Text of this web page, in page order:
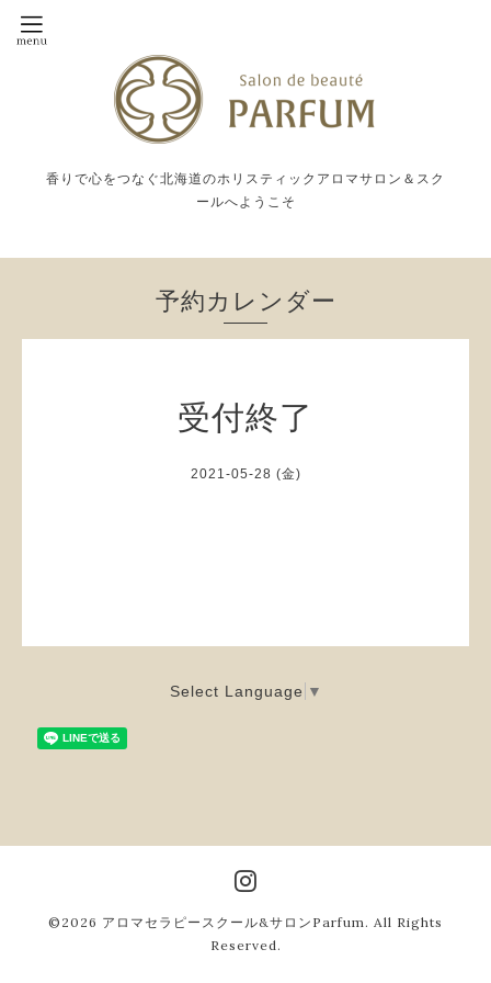
香りで心をつなぐ北海道のホリスティックアロマサロン＆スク
ールへようこそ
予約カレンダー
受付終了
2021-05-28 (金)
Select Language ▼
©2026 アロマセラピースクール&サロンParfum . All Rights
Reserved.